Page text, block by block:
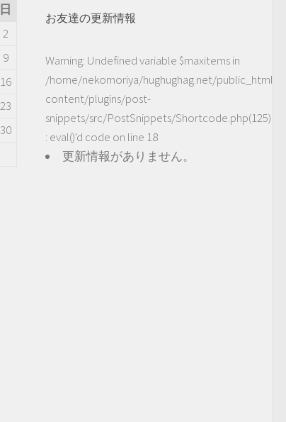
お友達の更新情報
Warning: Undefined variable $maxitems in
/home/nekomoriya/hughughag.net/public_html/
content/plugins/post-
snippets/src/PostSnippets/Shortcode.php(125)
: eval()'d code on line 18
更新情報がありません。
日
2
9
16
23
30